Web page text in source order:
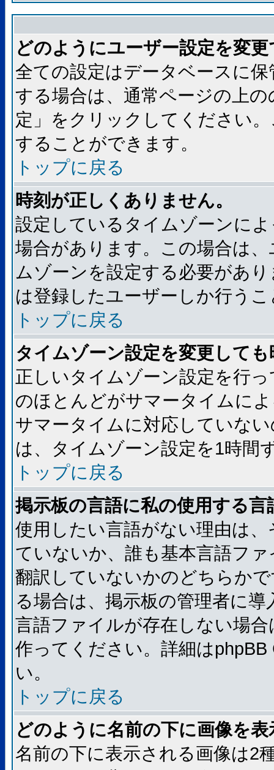
どのようにユーザー設定を変
全ての設定はデータベースに
する場合は、通常ページの上
定」をクリックしてください
することができます。
トップに戻る
時刻が正しくありません。
設定しているタイムゾーンに
場合があります。この場合は
ムゾーンを設定する必要があ
は登録したユーザーしか行う
トップに戻る
タイムゾーン設定を変更して
正しいタイムゾーン設定を行
のほとんどがサマータイムに
サマータイムに対応していな
は、タイムゾーン設定を1時間
トップに戻る
掲示板の言語に私の使用する
使用したい言語がない理由は
ていないか、誰も基本言語フ
翻訳していないかのどちらか
る場合は、掲示板の管理者に
言語ファイルが存在しない場
作ってください。詳細は
い。
トップに戻る
どのように名前の下に画像を
名前の下に表示される画像は2